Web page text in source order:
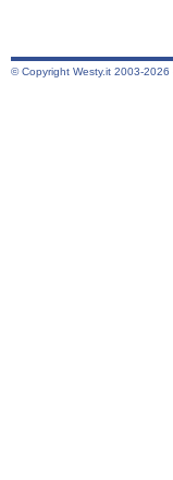
© Copyright Westy.it 2003-2026